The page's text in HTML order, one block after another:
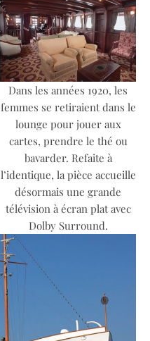
Dans les années 1920, les
femmes se retiraient dans le
lounge pour jouer aux
cartes, prendre le thé ou
bavarder. Refaite à
l’identique, la pièce accueille
désormais une grande
télévision à écran plat avec
Dolby Surround.